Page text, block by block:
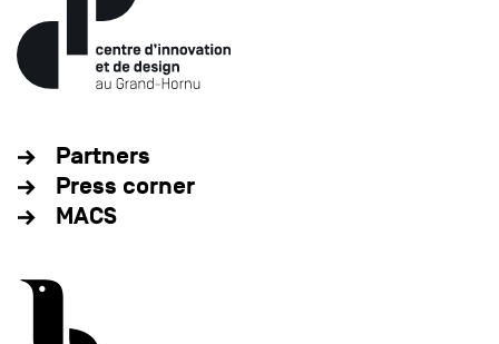
Partners
Press corner
MACS